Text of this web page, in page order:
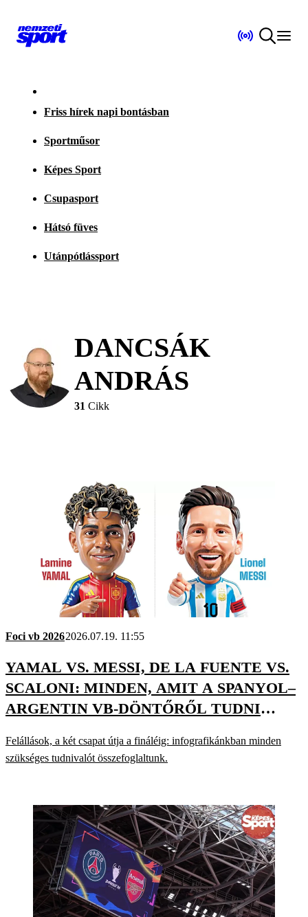
Friss hírek napi bontásban
Sportműsor
Képes Sport
Csupasport
Hátsó füves
Utánpótlássport
DANCSÁK
ANDRÁS
31 Cikk
Foci vb 20262026.07.19. 11:55
YAMAL VS. MESSI, DE LA FUENTE VS.
SCALONI: MINDEN, AMIT A SPANYOL–
ARGENTIN VB-DÖNTŐRŐL TUDNI
Felállások, a két csapat útja a fináléig: infografikánkban minden
szükséges tudnivalót összefoglaltunk.